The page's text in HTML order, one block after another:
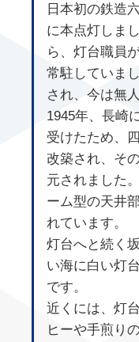
日本初の鉄造
に本点灯しま
ら、灯台職員
常駐していま
され、今は無
1945年、長崎
受けたため、
改築され、そ
元されました
ーム型の天井
れています。
灯台へと続く
い海に白い灯
です。
近くには、灯
ヒーや手煎り